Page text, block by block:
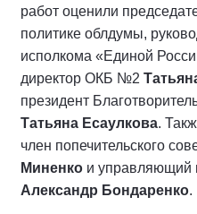
работ оценили
политике облдумы,
исполкома «Единой
директор ОКБ №2
президент
Татьяна Есаулкова.
член попечительского
Миненко и управляющий
Александр Бондаренко.